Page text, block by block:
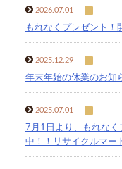
2026.07.01
もれなくプレゼント！
2025.12.29
年末年始の休業のお知
2025.07.01
7月1日より、もれな
中！！リサイクルマー